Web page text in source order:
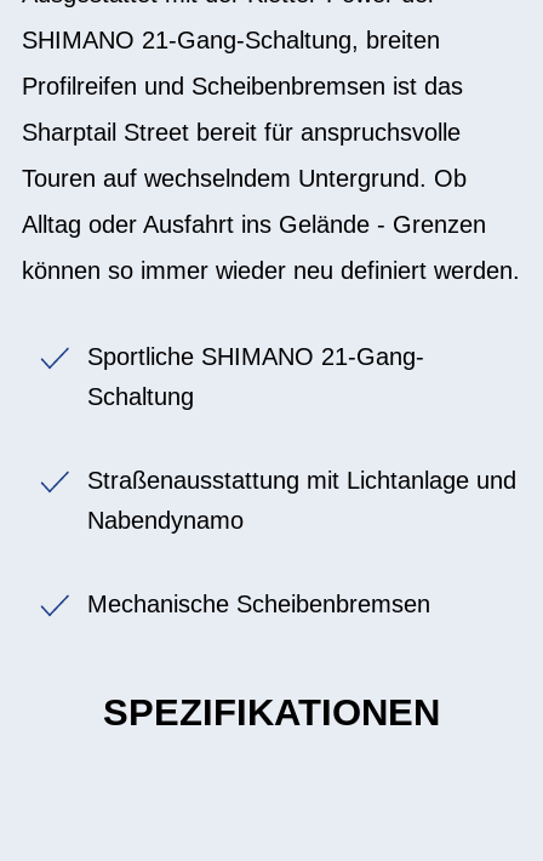
SHIMANO 21-Gang-Schaltung, breiten
Profilreifen und Scheibenbremsen ist das
Sharptail Street bereit für anspruchsvolle
Touren auf wechselndem Untergrund. Ob
Alltag oder Ausfahrt ins Gelände - Grenzen
können so immer wieder neu definiert werden.
Sportliche SHIMANO 21-Gang-
Schaltung
Straßenausstattung mit Lichtanlage und
Nabendynamo
Mechanische Scheibenbremsen
SPEZIFIKATIONEN